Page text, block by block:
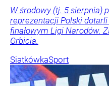
W środowy (tj. 5 sierpnia)
reprezentacji Polski
finałowym Ligi Narodów.
Grbicia.
SiatkówkaSport